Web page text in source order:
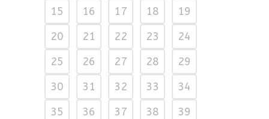
15
16 17 18
19
20
21 22 23
24
25
26 27 28
29
30
31 32 33
34
35
36 37 38
39